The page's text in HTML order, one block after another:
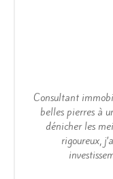
Consultant
belles pierres à
dénicher les
rigoureux,